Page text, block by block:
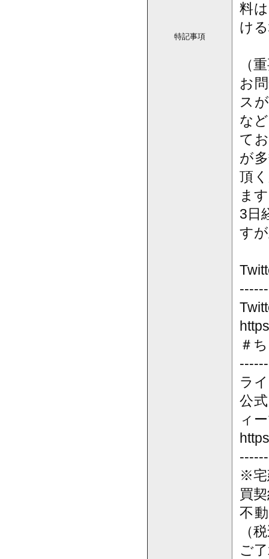
特記事項
料
け
（
お
ス
な
て
が
頂
ま
3日
す
＃
ラ
公
ィ
※宅
買
不
（
ご